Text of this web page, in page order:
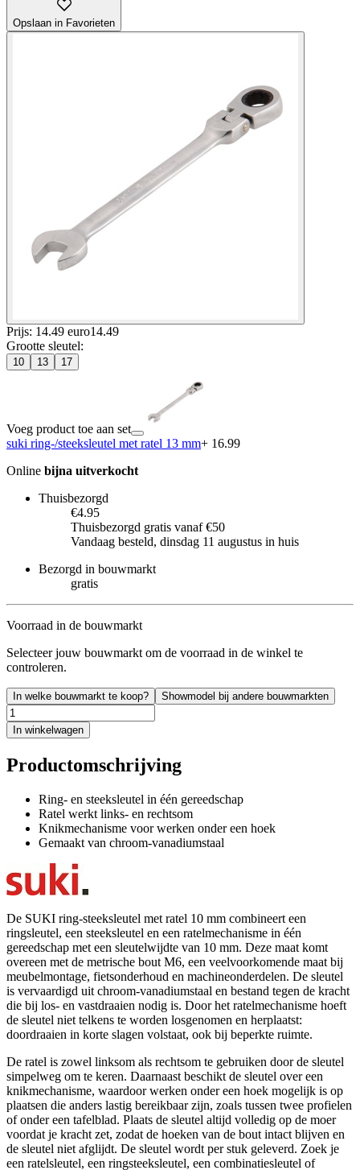
Opslaan in Favorieten
Prijs: 14.49 euro14.49
Grootte sleutel:
10 13 17
Voeg product toe aan set
suki ring-/steeksleutel met ratel 13 mm+ 16.99
Online bijna uitverkocht
Thuisbezorgd
€4.95
Thuisbezorgd gratis vanaf €50
Vandaag besteld, dinsdag 11 augustus in huis
Bezorgd in bouwmarkt
gratis
Voorraad in de bouwmarkt
Selecteer jouw bouwmarkt om de voorraad in de winkel te
controleren.
In welke bouwmarkt te koop? Showmodel bij andere bouwmarkten
In winkelwagen
Productomschrijving
Ring- en steeksleutel in één gereedschap
Ratel werkt links- en rechtsom
Knikmechanisme voor werken onder een hoek
Gemaakt van chroom-vanadiumstaal
De SUKI ring-steeksleutel met ratel 10 mm combineert een
ringsleutel, een steeksleutel en een ratelmechanisme in één
gereedschap met een sleutelwijdte van 10 mm. Deze maat komt
overeen met de metrische bout M6, een veelvoorkomende maat bij
meubelmontage, fietsonderhoud en machineonderdelen. De sleutel
is vervaardigd uit chroom-vanadiumstaal en bestand tegen de kracht
die bij los- en vastdraaien nodig is. Door het ratelmechanisme hoeft
de sleutel niet telkens te worden losgenomen en herplaatst:
doordraaien in korte slagen volstaat, ook bij beperkte ruimte.
De ratel is zowel linksom als rechtsom te gebruiken door de sleutel
simpelweg om te keren. Daarnaast beschikt de sleutel over een
knikmechanisme, waardoor werken onder een hoek mogelijk is op
plaatsen die anders lastig bereikbaar zijn, zoals tussen twee profielen
of onder een tafelblad. Plaats de sleutel altijd volledig op de moer
voordat je kracht zet, zodat de hoeken van de bout intact blijven en
de sleutel niet afglijdt. De sleutel wordt per stuk geleverd. Zoek je
een ratelsleutel, een ringsteeksleutel, een combinatiesleutel of